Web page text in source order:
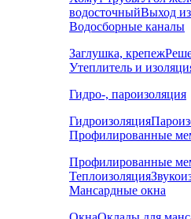
водосточныйВыход
Водосборные каналы
Заглушка, крепеж
Утеплитель и
Гидро-, пароизоляция
Гидроизоляция
Профилированные
Профилированные
Теплоизоляция
Мансардные окна